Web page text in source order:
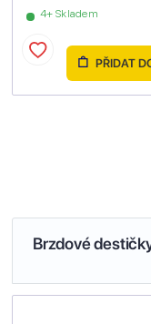
4+ Skladem
PŘIDAT
Brzdové